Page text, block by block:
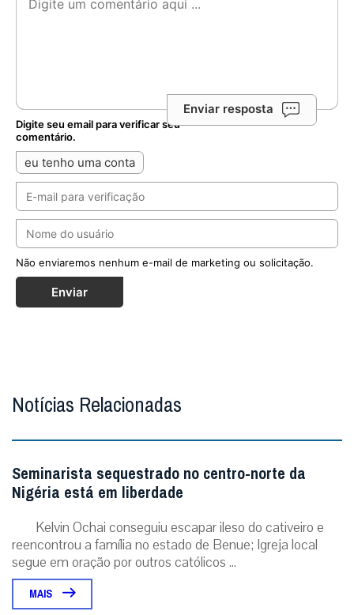
Enviar resposta
Digite seu email para verificar seu
comentário.
eu tenho uma conta
Não enviaremos nenhum e-mail de marketing ou solicitação.
Enviar
Notícias Relacionadas
Seminarista sequestrado no centro-norte da
Nigéria está em liberdade
Kelvin Ochai conseguiu escapar ileso do cativeiro e
reencontrou a família no estado de Benue; Igreja local
segue em oração por outros católicos ...
MAIS